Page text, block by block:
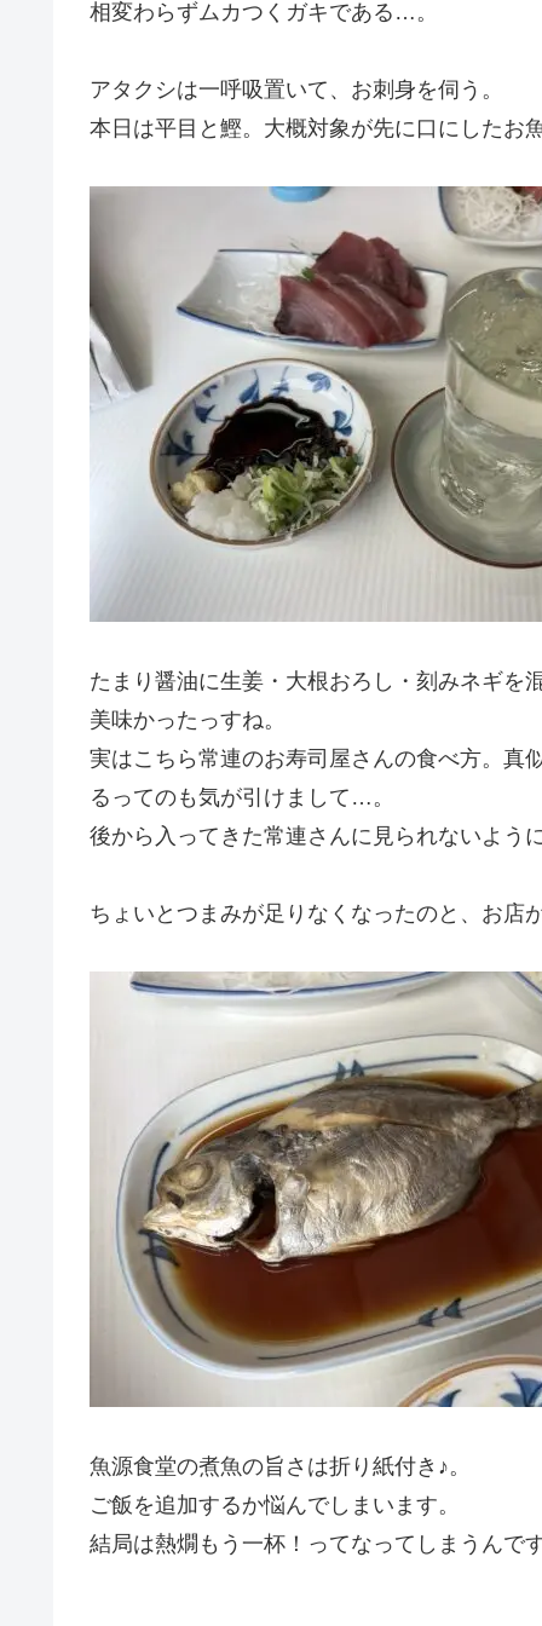
相変わらずムカつくガキである…。
アタクシは一呼吸置いて、お刺身を伺う。
本日は平目と鰹。大概対象が先に口にしたお
たまり醤油に生姜・大根おろし・刻みネギを
美味かったっすね。
実はこちら常連のお寿司屋さんの食べ方。真
るってのも気が引けまして…。
後から入ってきた常連さんに見られないよう
ちょいとつまみが足りなくなったのと、お店
魚源食堂の煮魚の旨さは折り紙付き♪。
ご飯を追加するか悩んでしまいます。
結局は熱燗もう一杯！ってなってしまうんで